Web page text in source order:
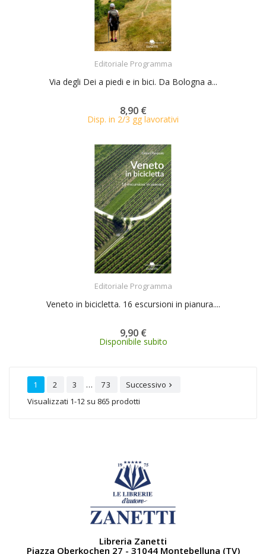
Editoriale Programma
Via degli Dei a piedi e in bici. Da Bologna a...
8,90 €
Disp. in 2/3 gg lavorativi
Editoriale Programma
Veneto in bicicletta. 16 escursioni in pianura....
9,90 €
Disponibile subito
1 2 3 … 73 Successivo 
Visualizzati 1-12 su 865 prodotti
Libreria Zanetti
Piazza Oberkochen 27 - 31044 Montebelluna (TV)